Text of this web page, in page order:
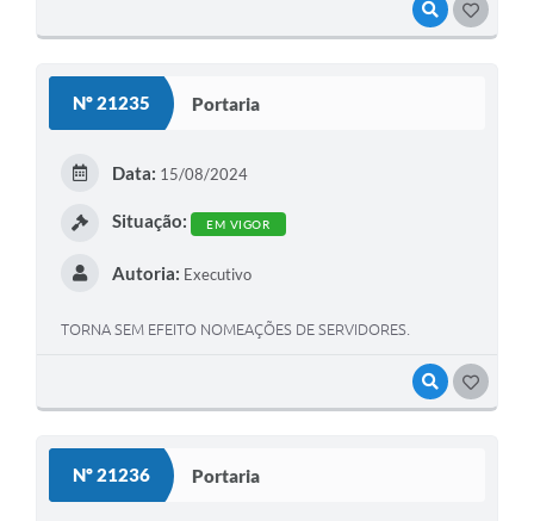
VISUALIZAR
Nº 21235 Portaria
VISUALIZAR
Data: 15/08/2024
Situação: EM VIGOR
Autoria: Executivo
TORNA SEM EFEITO NOMEAÇÕES DE SERVIDORES.
Nº 21236 Portaria